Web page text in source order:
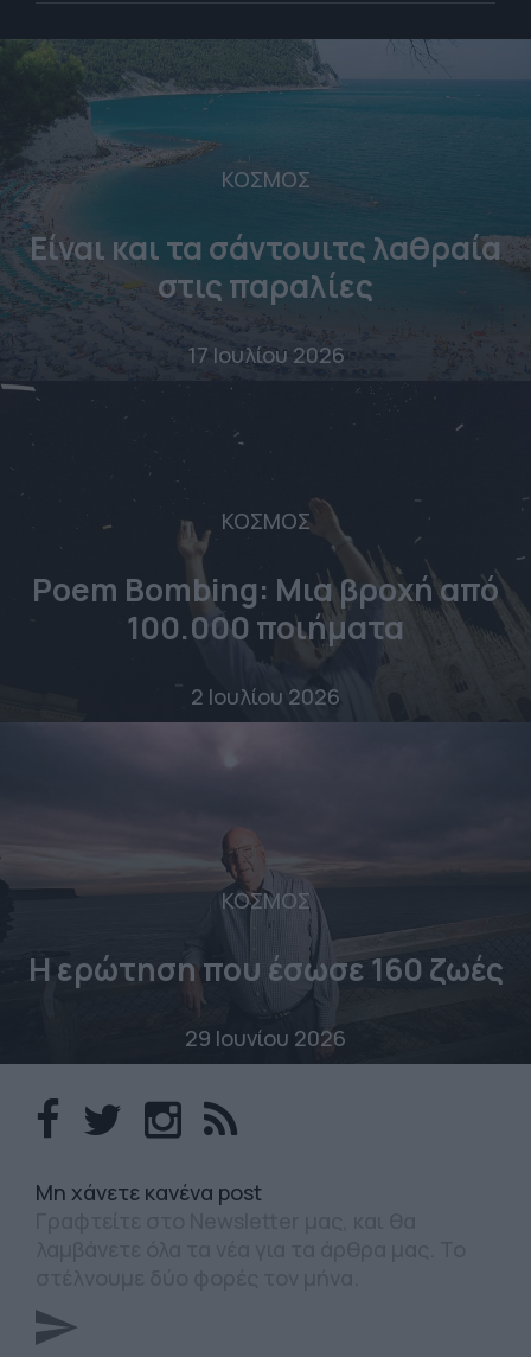
ΚΟΣΜΟΣ
Είναι και τα σάντουιτς λαθραία
στις παραλίες
17 Ιουλίου 2026
ΚΟΣΜΟΣ
Poem Bombing: Mια βροχή από
100.000 ποιήματα
2 Ιουλίου 2026
ΚΟΣΜΟΣ
Η ερώτηση που έσωσε 160 ζωές
29 Ιουνίου 2026
Mη χάνετε κανένα post